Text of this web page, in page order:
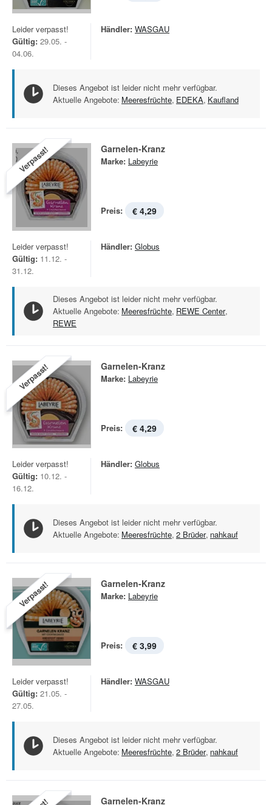
Leider verpasst!
Gültig: 29.05. -
04.06.
Händler: WASGAU
Dieses Angebot ist leider nicht mehr verfügbar.
Aktuelle Angebote: Meeresfrüchte, EDEKA, Kaufland
Verpasst! Garnelen-Kranz
Marke: Labeyrie
Preis: € 4,29
Leider verpasst!
Gültig: 11.12. -
31.12.
Händler: Globus
Dieses Angebot ist leider nicht mehr verfügbar.
Aktuelle Angebote: Meeresfrüchte, REWE Center,
REWE
Verpasst! Garnelen-Kranz
Marke: Labeyrie
Preis: € 4,29
Leider verpasst!
Gültig: 10.12. -
16.12.
Händler: Globus
Dieses Angebot ist leider nicht mehr verfügbar.
Aktuelle Angebote: Meeresfrüchte, 2 Brüder, nahkauf
Verpasst! Garnelen-Kranz
Marke: Labeyrie
Preis: € 3,99
Leider verpasst!
Gültig: 21.05. -
27.05.
Händler: WASGAU
Dieses Angebot ist leider nicht mehr verfügbar.
Aktuelle Angebote: Meeresfrüchte, 2 Brüder, nahkauf
Garnelen-Kranz